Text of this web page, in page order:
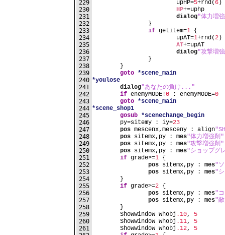
229
230
231
232
233
234
235
236
237
238
239
240
241
242
243
244
245
246
247
248
249
250
251
252
253
254
255
256
257
258
259
260
261
			upHP=
5+rnd( 6 )
HP+=uphp
dialog"体力増
		}
if getitem=1 {
			upAT=
1+rnd(2 )
AT+=upAT
dialog"攻撃増
		}
	}
goto *scene_main
*youlose
dialog"あなたの負け..."
if enemyMODE!0 : enemyMODE=0
goto *scene_main
*scene_shop1
gosub *scenechange_begin
	py=sitemy : iy=
23
pos mescenx,mesceny : align
pos sitemx,py : mes"体力増強剤"
pos sitemx,py : mes"攻撃増強剤"
pos sitemx,py : mes"ショップグ
if grade>=1 {
pos sitemx,py : mes"
pos sitemx,py : mes"
	}
if grade>=2 {
pos sitemx,py : mes"
pos sitemx,py : mes"敵
	}
	Showwindow whobj
.10, 5
	Showwindow whobj
.11, 5
	Showwindow whobj
.12, 5